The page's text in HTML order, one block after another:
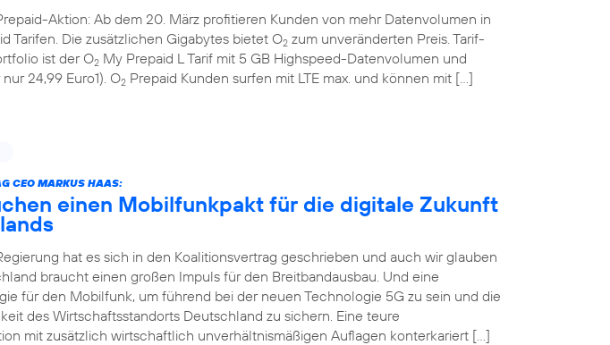
Aktion: Ab dem 20. März profitieren Kunden von mehr Datenvolumen in
Tarifen. Die zusätzlichen Gigabytes bietet O2 zum unveränderten Preis. Tarif-
ist der O2 My Prepaid L Tarif mit 5 GB Highspeed-Datenvolumen und
24,99 Euro1). O2 Prepaid Kunden surfen mit LTE max. und können mit […]
CEO MARKUS HAAS:
einen Mobilfunkpakt für die digitale Zukunft
hat es sich in den Koalitionsvertrag geschrieben und auch wir glauben
braucht einen großen Impuls für den Breitbandausbau. Und eine
für den Mobilfunk, um führend bei der neuen Technologie 5G zu sein und die
des Wirtschaftsstandorts Deutschland zu sichern. Eine teure
mit zusätzlich wirtschaftlich unverhältnismäßigen Auflagen konterkariert […]